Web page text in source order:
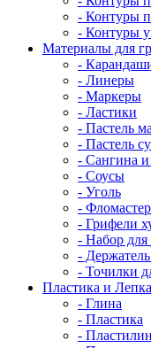
- Контуры
- Контуры
Материалы для
-
- Линеры
- Маркеры
- Ластики
- Пастель
- Пастель
- Сангина
- Соусы
- Уголь
-
- Грифели
- Набор для
-
- Точилки
Пластика и Лепка
- Глина
- Пластика
-